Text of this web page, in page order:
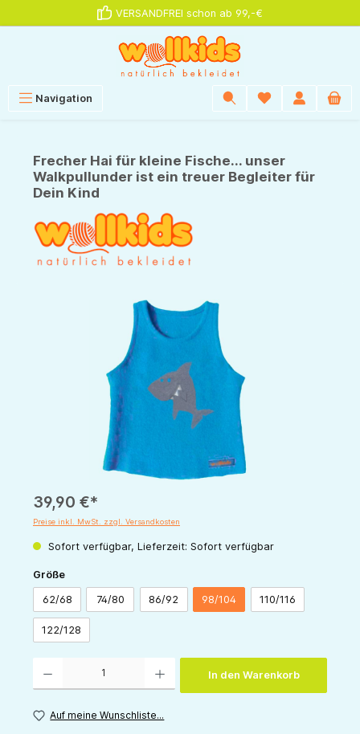
VERSANDFREI schon ab 99,-€
Navigation
Frecher Hai für kleine Fische... unser
Walkpullunder ist ein treuer Begleiter für
Dein Kind
Bildergalerie überspringen
39,90 €*
Preise inkl. MwSt. zzgl. Versandkosten
Sofort verfügbar, Lieferzeit: Sofort verfügbar
Größeauswählen
62/68 74/80 86/92 98/104 110/116
122/128
In den Warenkorb
Auf meine Wunschliste...